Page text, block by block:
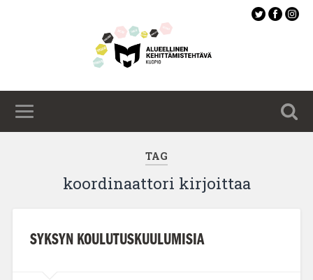
TAG
koordinaattori kirjoittaa
SYKSYN KOULUTUSKUULUMISIA